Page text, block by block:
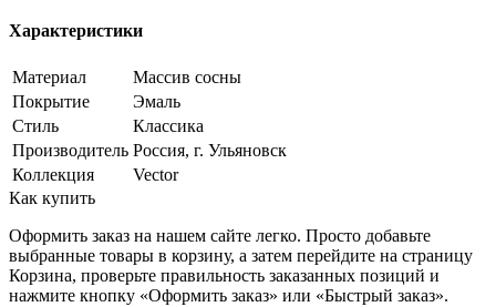
Характеристики
Материал
Массив сосны
Покрытие
Эмаль
Стиль
Классика
Производитель Россия, г. Ульяновск
Коллекция
Vector
Как купить
Оформить заказ на нашем сайте легко. Просто добавьте
выбранные товары в корзину, а затем перейдите на страницу
Корзина, проверьте правильность заказанных позиций и
нажмите кнопку «Оформить заказ» или «Быстрый заказ».